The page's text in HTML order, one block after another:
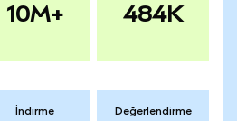
10M+ 484K
İndirme Değerlendirme